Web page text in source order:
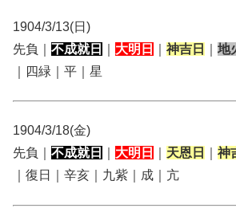
1904/3/13(日)
先負｜ 不成就日 大明日 神吉日 地
｜四緑｜平｜星
1904/3/18(金)
先負｜ 不成就日 大明日 天恩日 神
｜復日｜辛亥｜九紫｜成｜亢